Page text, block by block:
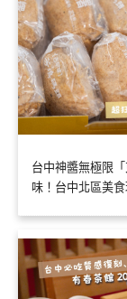
台中神醬無極限
味！台中北區美